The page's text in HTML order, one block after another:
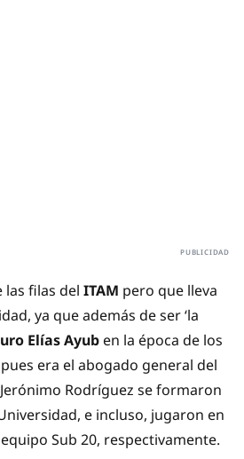
las filas del ITAM pero que lleva
ya que además de ser ‘la
Elías Ayub en la época de los
era el abogado general del
Rodríguez se formaron
e incluso, jugaron en
Sub 20, respectivamente.